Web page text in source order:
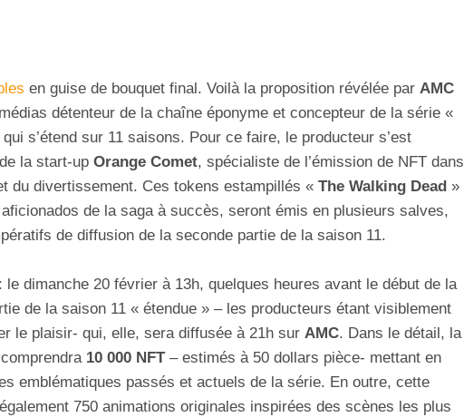
en guise de bouquet final. Voilà la proposition révélée par AMC
détenteur de la chaîne éponyme et concepteur de la série «
qui s’étend sur 11 saisons. Pour ce faire, le producteur s’est
la start-up Orange Comet, spécialiste de l’émission de NFT dans
du divertissement. Ces tokens estampillés « The Walking Dead »
de la saga à succès, seront émis en plusieurs salves,
de diffusion de la seconde partie de la saison 11.
: le dimanche 20 février à 13h, quelques heures avant le début de la
de la saison 11 « étendue » – les producteurs étant visiblement
le plaisir- qui, elle, sera diffusée à 21h sur AMC. Dans le détail, la
10 000 NFT– estimés à 50 dollars pièce- mettant en
emblématiques passés et actuels de la série. En outre, cette
750 animations originales inspirées des scènes les plus